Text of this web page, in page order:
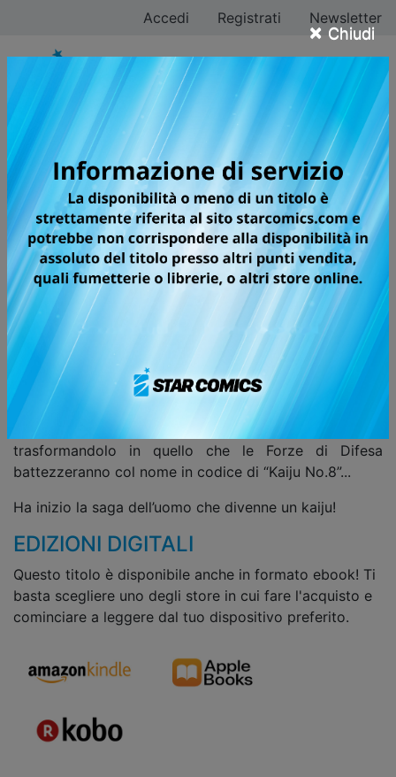
× Chiudi
Accedi Registrati Newsletter
KAIJU No. 8
I KAIJU SONO ARRIVATI!
🏆 Next Manga Award, 2021 (Web manga)
In Giappone il tasso di comparsa di kaiju è tra i più alti
al mondo, tanto che enormi creature portatrici di
distruzione lo invadono quasi quotidianamente. Kafka
Hibino, che ora lavora per un’impresa specializzata
nello smaltimento delle carcasse dei kaiju, un tempo
aspirava a diventare un membro delle Forze di Difesa,
le unità speciali incaricate di sopprimere i mostri e
difendere il Paese. Un giorno, però, un misterioso
organismo si introduce nel corpo di Kafka,
trasformandolo in quello che le Forze di Difesa
battezzeranno col nome in codice di “Kaiju No.8”...
Ha inizio la saga dell’uomo che divenne un kaiju!
EDIZIONI DIGITALI
Questo titolo è disponibile anche in formato ebook! Ti
basta scegliere uno degli store in cui fare l'acquisto e
cominciare a leggere dal tuo dispositivo preferito.